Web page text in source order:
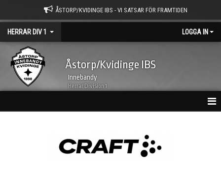
ÅSTORP/KVIDINGE IBS - VI SATSAR FÖR FRAMTIDEN
HERRAR DIV 1 LOGGA IN
Åstorp/Kvidinge IBS
Innebandy
Herrar Division 1